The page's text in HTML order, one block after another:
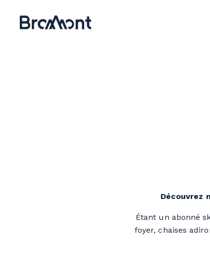
Découvrez
Étant un abonné
foyer, chaises